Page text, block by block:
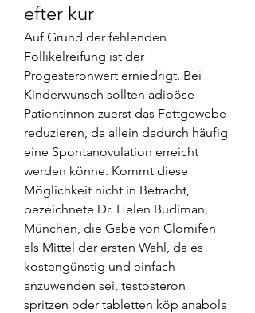
efter kur
Auf Grund der fehlenden
Follikelreifung ist der
Progesteronwert erniedrigt. Bei
Kinderwunsch sollten adipöse
Patientinnen zuerst das Fettgewebe
reduzieren, da allein dadurch häufig
eine Spontanovulation erreicht
werden könne. Kommt diese
Möglichkeit nicht in Betracht,
bezeichnete Dr. Helen Budiman,
München, die Gabe von Clomifen
als Mittel der ersten Wahl, da es
kostengünstig und einfach
anzuwenden sei, testosteron
spritzen oder tabletten köp anabola